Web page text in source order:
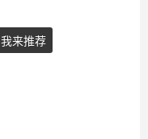
我来推荐